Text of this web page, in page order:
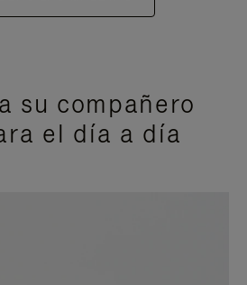
su compañero
el día a día